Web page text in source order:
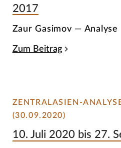
2017
Zaur Gasimov — Analyse
Zum Beitrag
ZENTRALASIEN-
(30.09.2020)
10. Juli 2020 bis 27.